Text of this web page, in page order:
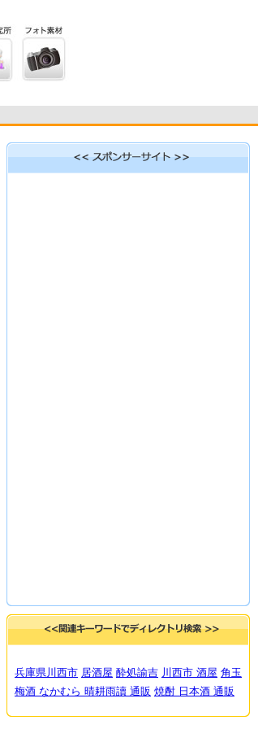
兵庫県川西市 居酒屋 酔処諭吉 川西市 酒屋 角玉
梅酒 なかむら 晴耕雨讀 通販 焼酎 日本酒 通販